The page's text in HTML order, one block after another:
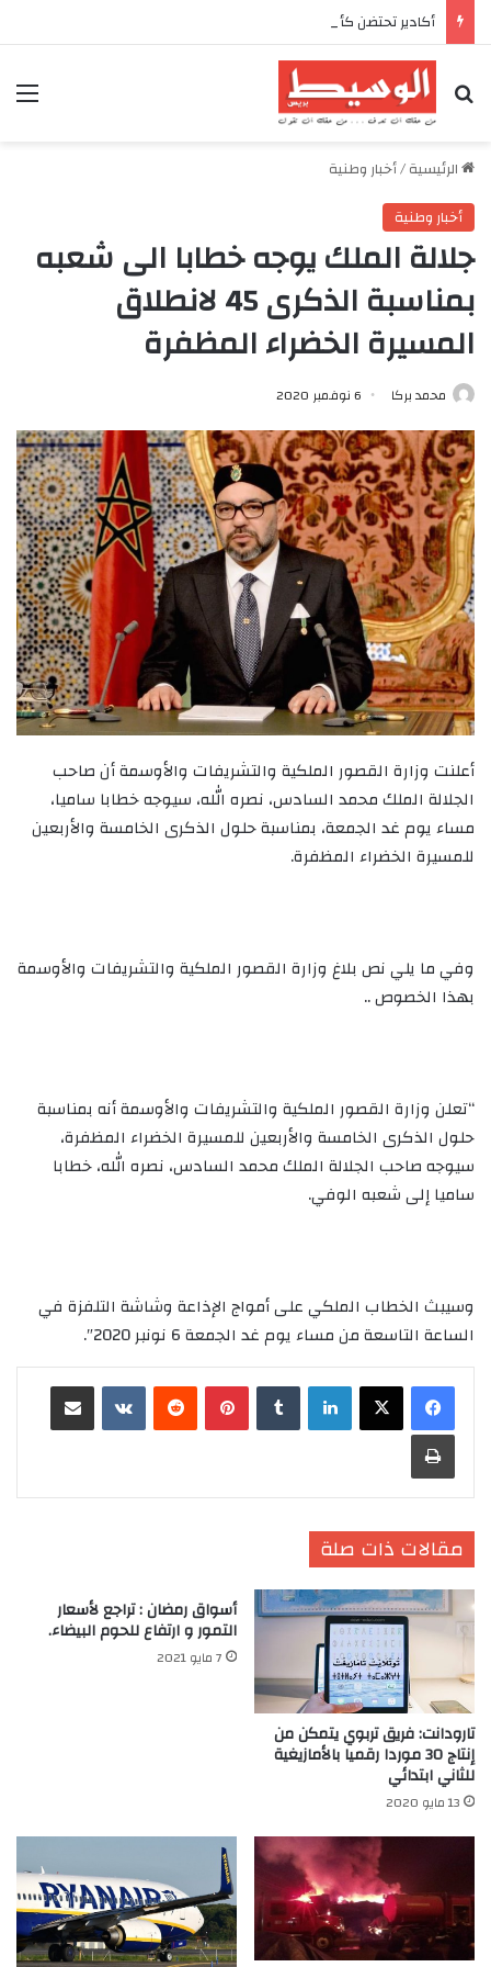
بحث عن
الرئيسية/أخبار وطنية
أخبار وطنية
جلالة الملك يوجه خطابا الى شعبه
بمناسبة الذكرى 45 لانطلاق
المسيرة الخضراء المظفرة
محمد بركا 6 نوفمبر 2020
أعلنت وزارة القصور الملكية والتشريفات والأوسمة أن صاحب
الجلالة الملك محمد السادس، نصره الله، سيوجه خطابا ساميا،
مساء يوم غد الجمعة، بمناسبة حلول الذكرى الخامسة والأربعين
للمسيرة الخضراء المظفرة.
وفي ما يلي نص بلاغ وزارة القصور الملكية والتشريفات والأوسمة
بهذا الخصوص ..
“تعلن وزارة القصور الملكية والتشريفات والأوسمة أنه بمناسبة
حلول الذكرى الخامسة والأربعين للمسيرة الخضراء المظفرة،
سيوجه صاحب الجلالة الملك محمد السادس، نصره الله، خطابا
ساميا إلى شعبه الوفي.
وسيبث الخطاب الملكي على أمواج الإذاعة وشاشة التلفزة في
الساعة التاسعة من مساء يوم غد الجمعة 6 نونبر 2020″.
لينكدإن بينتيريست
طباعة
مقالات ذات صلة
تارودانت: فريق تربوي يتمكن من
إنتاج 30 موردا رقميا بالأمازيغية
للثاني ابتدائي
13 مايو 2020
أسواق رمضان : تراجع لأسعار
التمور و ارتفاع للحوم البيضاء.
7 مايو 2021